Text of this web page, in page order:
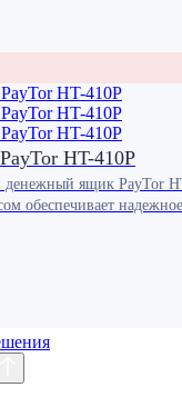
HT-410P
денежный ящик PayTor
обеспечивает